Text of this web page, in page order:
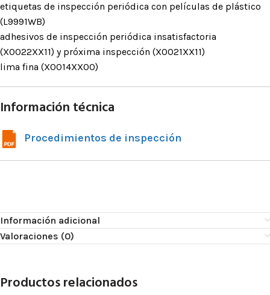
etiquetas de inspección periódica con películas de plástico
(L9991WB)
adhesivos de inspección periódica insatisfactoria
(X0022XX11) y próxima inspección (X0021XX11)
lima fina (X0014XX00)
Información técnica
Procedimientos de inspección
Información adicional
Valoraciones (0)
Productos relacionados